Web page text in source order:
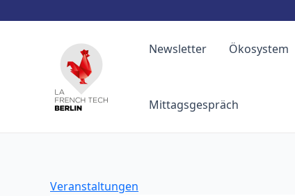
Newsletter Ökosystem
Mittagsgespräch
Veranstaltungen